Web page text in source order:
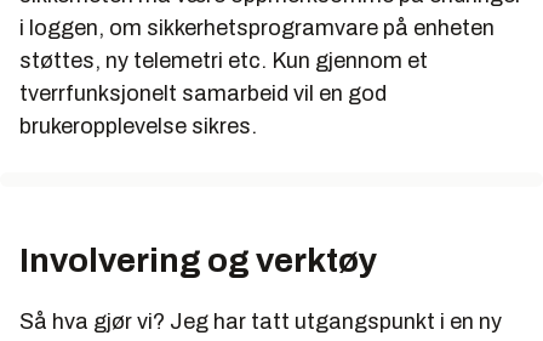
i loggen, om sikkerhetsprogramvare på enheten
støttes, ny telemetri etc. Kun gjennom et
tverrfunksjonelt samarbeid vil en god
brukeropplevelse sikres.
Involvering og verktøy
Så hva gjør vi? Jeg har tatt utgangspunkt i en ny